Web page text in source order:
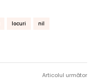
locuri
nil
Articolul următor